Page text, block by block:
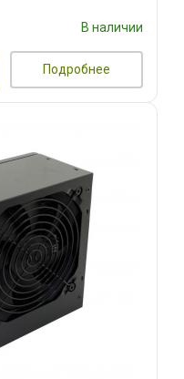
В наличии
Подробнее